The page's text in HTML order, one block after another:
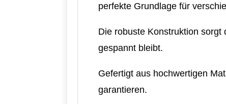
perfekte Grundlage für
Die robuste Konstruktion
gespannt bleibt.
Gefertigt aus hochwertigen
garantieren.